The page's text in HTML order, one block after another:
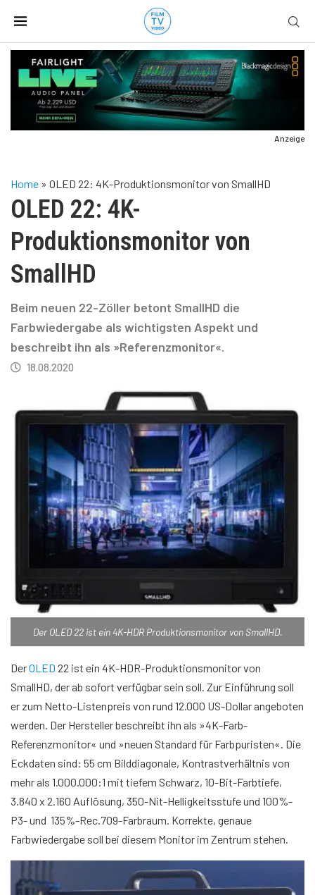
Anzeige
Home » OLED 22: 4K-Produktionsmonitor von SmallHD
OLED 22: 4K-
Produktionsmonitor von
SmallHD
Beim neuen 22-Zöller betont SmallHD die
Farbwiedergabe als wichtigsten Aspekt und
beschreibt ihn als »Referenzmonitor«.
18.08.2020
Der OLED 22 ist ein 4K-HDR Produktionsmonitor von SmallHD.
DerOLED 22 ist ein 4K-HDR-Produktionsmonitor von
SmallHD, der ab sofort verfügbar sein soll. Zur Einführung soll
er zum Netto-Listenpreis von rund 12.000 US-Dollar angeboten
werden. Der Hersteller beschreibt ihn als »4K-Farb-
Referenzmonitor« und »neuen Standard für Farbpuristen«. Die
Eckdaten sind: 55 cm Bilddiagonale, Kontrastverhältnis von
mehr als 1.000.000:1 mit tiefem Schwarz, 10-Bit-Farbtiefe,
3.840 x 2.160 Auflösung, 350-Nit-Helligkeitsstufe und 100%-
P3- und 135%-Rec.709-Farbraum. Korrekte, genaue
Farbwiedergabe soll bei diesem Monitor im Zentrum stehen.